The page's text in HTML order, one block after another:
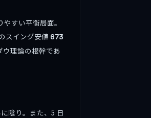
すい平衡局面。
スイング安値 673
理論の根幹であ
陰り。また、5 日